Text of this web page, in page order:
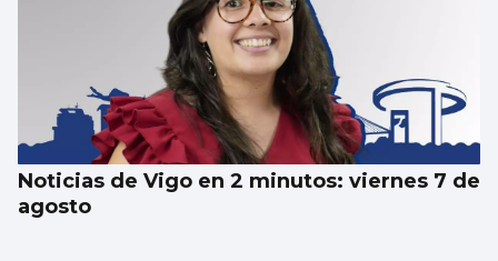
Noticias de Vigo en 2 minutos: viernes 7 de
agosto